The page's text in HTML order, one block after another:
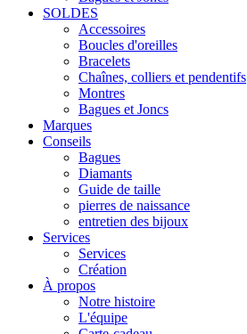
SOLDES
Accessoires
Boucles d'oreilles
Bracelets
Chaînes, colliers et pendentifs
Montres
Bagues et Joncs
Marques
Conseils
Bagues
Diamants
Guide de taille
pierres de naissance
entretien des bijoux
Services
Services
Création
À propos
Notre histoire
L'équipe